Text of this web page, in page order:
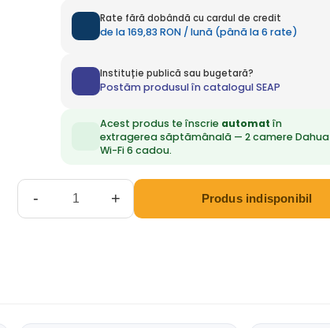
Rate fără dobândă cu cardul de credit
de la 169,83 RON / lună (până la 6 rate)
Instituție publică sau bugetară?
Postăm produsul în catalogul SEAP
Acest produs te înscrie automat în
extragerea săptămânală — 2 camere Dahua
Wi-Fi 6 cadou.
- + Produs indisponibil